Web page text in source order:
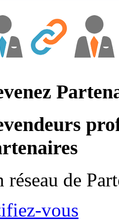
réseau de
vous